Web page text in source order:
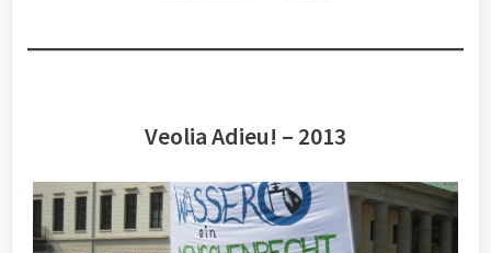
Veolia Adieu! – 2013